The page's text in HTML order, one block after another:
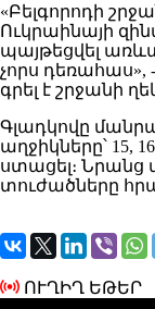
«Բելգորոդի
Ուկրաինայի
պայթեցվել
չորս դեռահաս»,
գրել է շրջանի
Գլադկովը
աղջիկները՝
ստացել։ Նրանց
տուժածները
ՈՒՂԻՂ ԵԹԵՐ